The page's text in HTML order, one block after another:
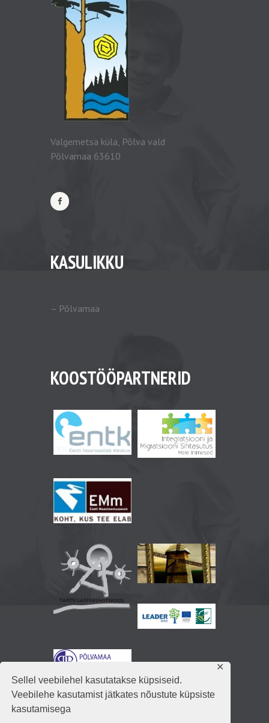
Sellel veebilehel kasutatakse küpsiseid.
Veebilehe kasutamist jätkates nõustute küpsiste
kasutamisega
✕
Valgemetsa küla, Põlva vald
Põlvamaa 63610
KASULIKKU
– Põlvamaa
KOOSTÖÖPARTNERID